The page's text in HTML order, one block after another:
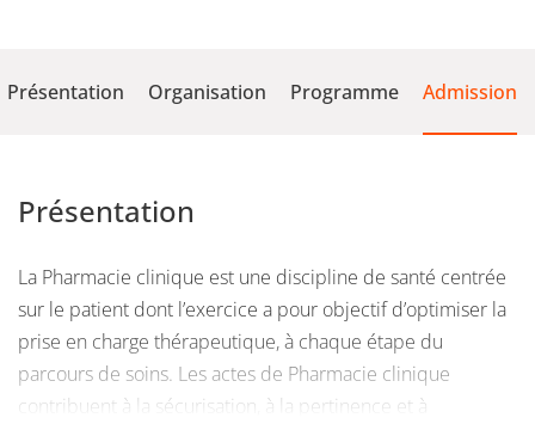
Présentation Organisation Programme Admission
Présentation
La Pharmacie clinique est une discipline de santé centrée
sur le patient dont l’exercice a pour objectif d’optimiser la
prise en charge thérapeutique, à chaque étape du
parcours de soins. Les actes de Pharmacie clinique
contribuent à la sécurisation, à la pertinence et à